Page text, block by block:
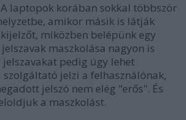
A laptopok korában sokkal többször
amikor másik is látják
miközben belépünk egy
maszkolása nagyon is
jelszavakat pedig úgy lehet
jelzi a felhasználónak,
jelszó nem elég "erős". És
a maszkolást.